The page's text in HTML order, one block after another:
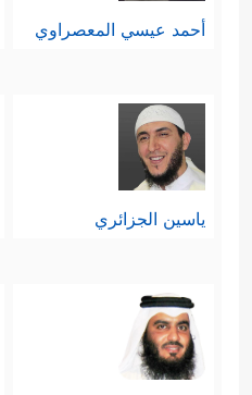
أحمد عيسي المعصراوي
ياسين الجزائري